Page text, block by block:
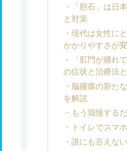
「胆石」は日
と対策
現代は女性に
かかりやすさが
「肛門が腫れ
の症状と治療法
脳腫瘍の新た
を解説
もう我慢する
トイレでスマ
誰にも言えな